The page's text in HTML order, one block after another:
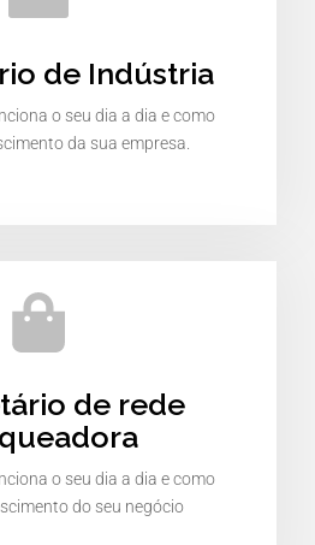
de Indústria
o seu dia a dia e como
da sua empresa.
de rede
o seu dia a dia e como
do seu negócio